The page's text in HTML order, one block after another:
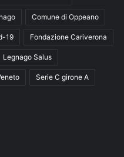
Comune di Oppeano
19 Fondazione Cariverona
Legnago Salus
Serie C girone A